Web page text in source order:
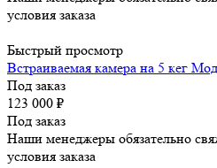
условия заказа
Быстрый просмотр
Встраиваемая камера на 5 кег
Под заказ
123 000 ₽
Под заказ
Наши менеджеры обязательно
условия заказа